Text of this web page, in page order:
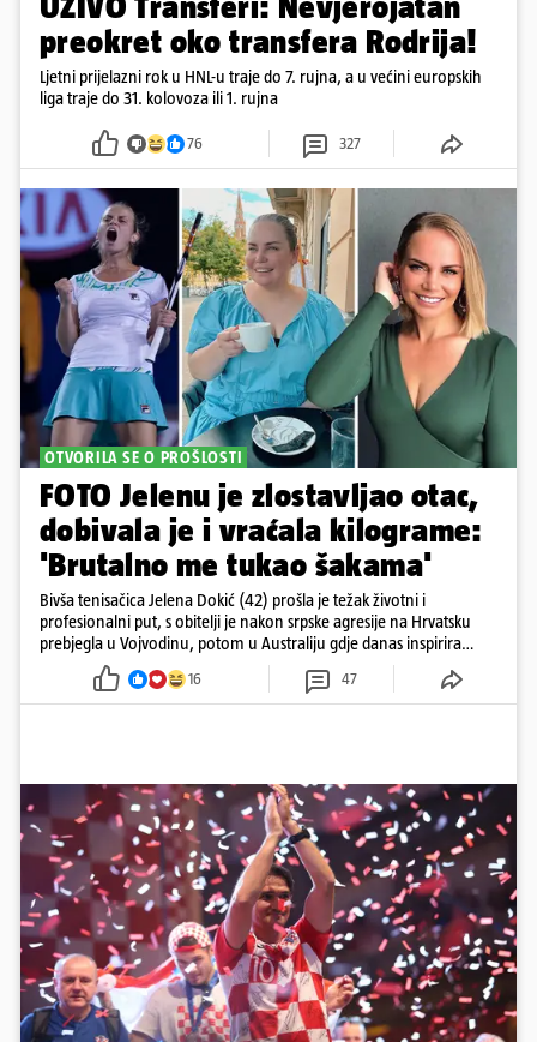
preokret oko transfera Rodrija!
Ljetni prijelazni rok u HNL-u traje do 7. rujna, a u većini europskih
liga traje do 31. kolovoza ili 1. rujna
76 327
OTVORILA SE O PROŠLOSTI
FOTO Jelenu je zlostavljao otac,
dobivala je i vraćala kilograme:
'Brutalno me tukao šakama'
Bivša tenisačica Jelena Dokić (42) prošla je težak životni i
profesionalni put, s obitelji je nakon srpske agresije na Hrvatsku
prebjegla u Vojvodinu, potom u Australiju gdje danas inspirira
16 47